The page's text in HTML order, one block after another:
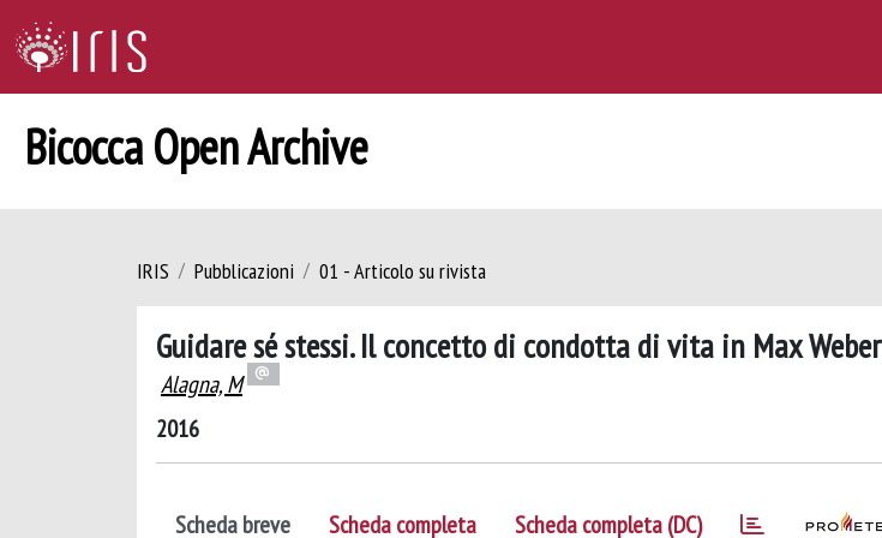
Bicocca Open Archive
IRIS Pubblicazioni 01 - Articolo su rivista
Guidare sé stessi. Il concetto di condotta di vita in Max Weber
Alagna, M
2016
Scheda breve Scheda completa Scheda completa (DC)